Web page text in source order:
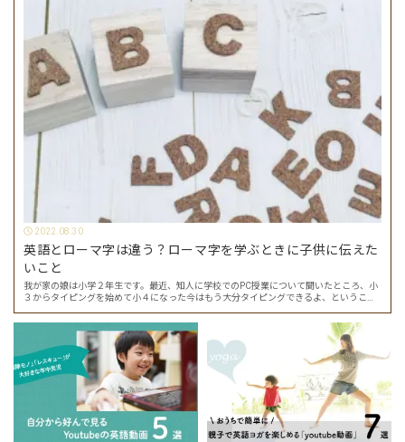
2022.08.30
英語とローマ字は違う？ローマ字を学ぶときに子供に伝えた
いこと
我が家の娘は小学２年生です。最近、知人に学校でのPC授業について聞いたところ、小
３からタイピングを始めて小４になった今はもう大分タイピングできるよ、ということ
で…